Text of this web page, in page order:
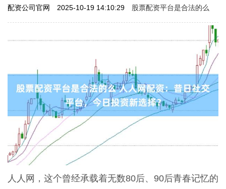
配资公司官网 2025-10-19 14:10:29 股票配资平台是合法的么
人人网，这个曾经承载着无数80后、90后青春记忆的